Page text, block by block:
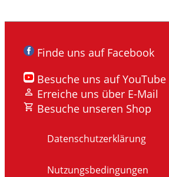
Finde uns auf Facebook
Besuche uns auf YouTube
Erreiche uns über E-Mail
Besuche unseren Shop
Datenschutzerklärung
Nutzungsbedingungen